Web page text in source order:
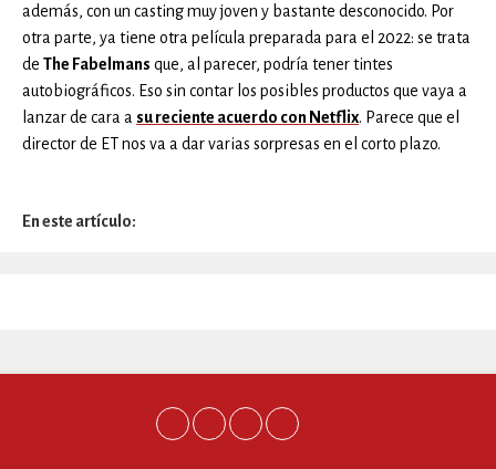
además, con un casting muy joven y bastante desconocido. Por
otra parte, ya tiene otra película preparada para el 2022: se trata
de The Fabelmans que, al parecer, podría tener tintes
autobiográficos. Eso sin contar los posibles productos que vaya a
lanzar de cara a su reciente acuerdo con Netflix. Parece que el
director de ET nos va a dar varias sorpresas en el corto plazo.
En este artículo: